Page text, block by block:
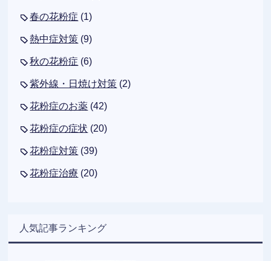
春の花粉症 (1)
熱中症対策 (9)
秋の花粉症 (6)
紫外線・日焼け対策 (2)
花粉症のお薬 (42)
花粉症の症状 (20)
花粉症対策 (39)
花粉症治療 (20)
人気記事ランキング